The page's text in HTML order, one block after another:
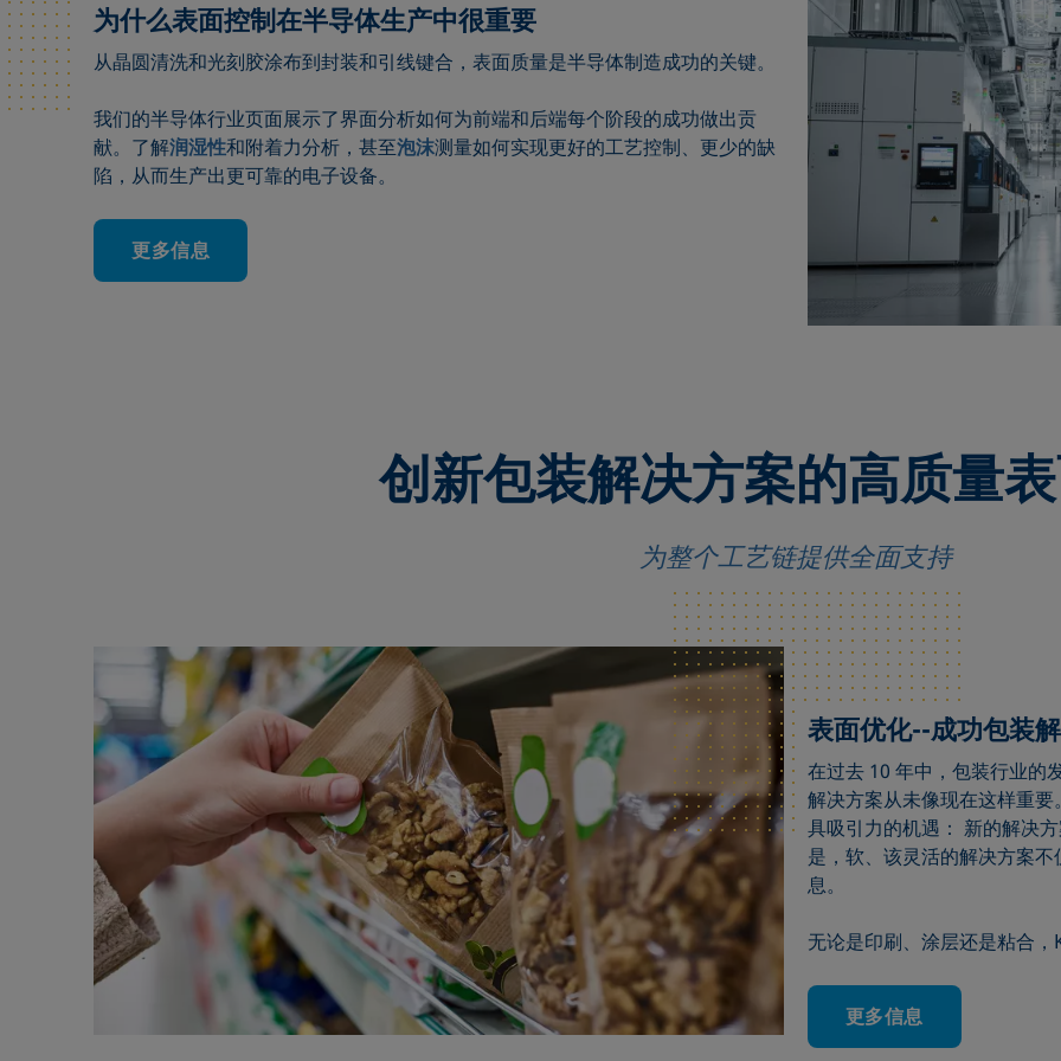
为什么表面控制在半导体生产中很重要
从晶圆清洗和光刻胶涂布到封装和引线键合，表面质量是半导体制造成功的关键。
我们的半导体行业页面展示了界面分析如何为前端和后端每个阶段的成功做出贡
献。了解润湿性和附着力分析，甚至泡沫测量如何实现更好的工艺控制、更少的缺
陷，从而生产出更可靠的电子设备。
更多信息
创新包装解决方案的高质量
为整个工艺链提供全面支持
表面优化--成功包装
在过去 10 年中，包装行业的
解决方案从未像现在这样重
具吸引力的机遇： 新的解决
是，软、该灵活的解决方案
息。
无论是印刷、涂层还是粘合
更多信息